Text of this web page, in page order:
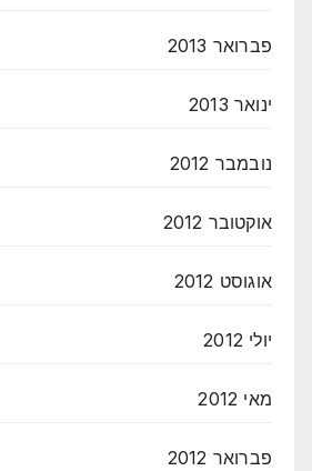
פברואר 2013
ינואר 2013
נובמבר 2012
אוקטובר 2012
אוגוסט 2012
יולי 2012
מאי 2012
פברואר 2012